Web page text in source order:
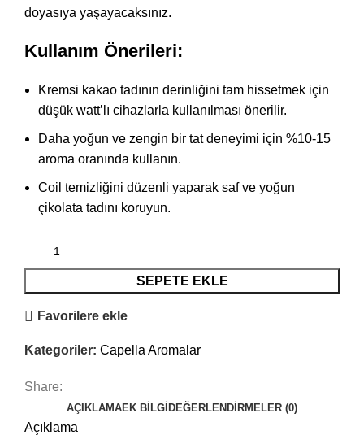
doyasıya yaşayacaksınız.
Kullanım Önerileri:
Kremsi kakao tadının derinliğini tam hissetmek için
düşük watt’lı cihazlarla kullanılması önerilir.
Daha yoğun ve zengin bir tat deneyimi için %10-15
aroma oranında kullanın.
Coil temizliğini düzenli yaparak saf ve yoğun
çikolata tadını koruyun.
SEPETE EKLE
Favorilere ekle
Kategoriler: Capella Aromalar
Share:
AÇIKLAMAEK BILGI DEĞERLENDIRMELER (0)
Açıklama